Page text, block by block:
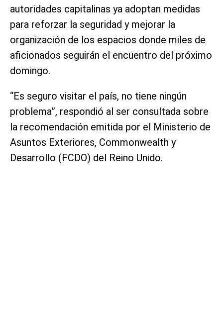
autoridades capitalinas ya adoptan medidas
para reforzar la seguridad y mejorar la
organización de los espacios donde miles de
aficionados seguirán el encuentro del próximo
domingo.
“Es seguro visitar el país, no tiene ningún
problema”, respondió al ser consultada sobre
la recomendación emitida por el Ministerio de
Asuntos Exteriores, Commonwealth y
Desarrollo (FCDO) del Reino Unido.